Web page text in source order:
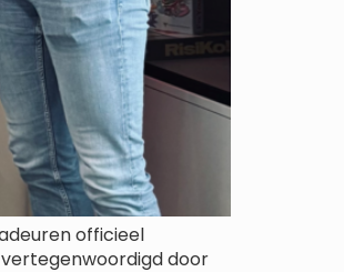
officieel
vertegenwoordigd door